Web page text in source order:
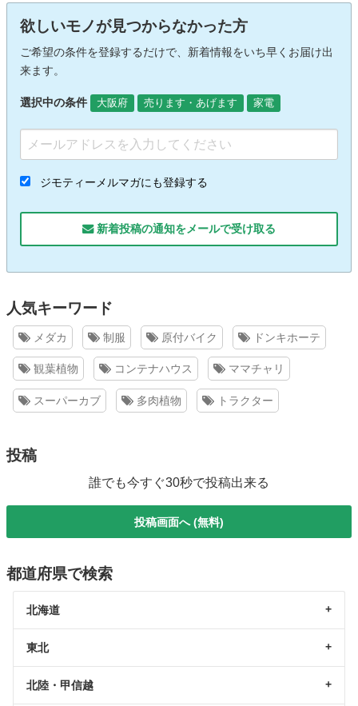
欲しいモノが見つからなかった方
ご希望の条件を登録するだけで、新着情報をいち早くお届け出
来ます。
選択中の条件 大阪府 売ります・あげます 家電
ジモティーメルマガにも登録する
新着投稿の通知をメールで受け取る
人気キーワード
メダカ 制服 原付バイク ドンキホーテ
観葉植物 コンテナハウス ママチャリ
スーパーカブ 多肉植物 トラクター
投稿
誰でも今すぐ30秒で投稿出来る
投稿画面へ (無料)
都道府県で検索
北海道
東北
北陸・甲信越